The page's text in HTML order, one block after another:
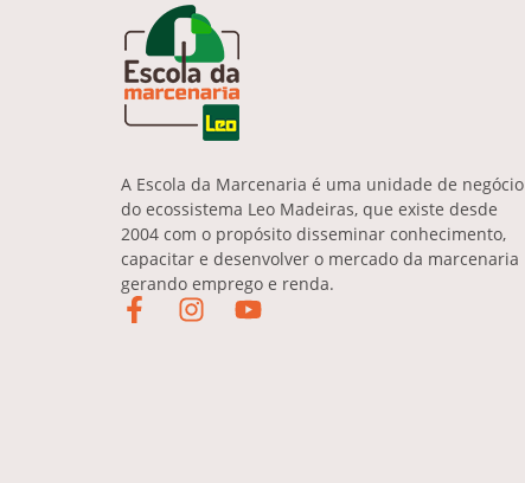
A Escola da Marcenaria é uma unidade de negócio
do ecossistema Leo Madeiras, que existe desde
2004 com o propósito disseminar conhecimento,
capacitar e desenvolver o mercado da marcenaria
gerando emprego e renda.